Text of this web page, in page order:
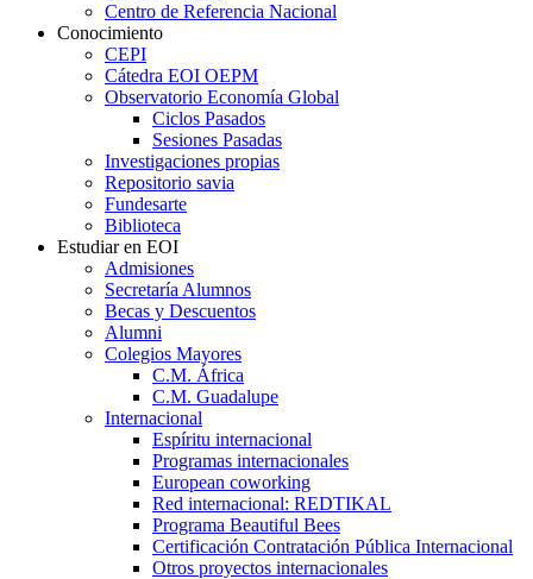
Centro de Referencia Nacional
Conocimiento
CEPI
Cátedra EOI OEPM
Observatorio Economía Global
Ciclos Pasados
Sesiones Pasadas
Investigaciones propias
Repositorio savia
Fundesarte
Biblioteca
Estudiar en EOI
Admisiones
Secretaría Alumnos
Becas y Descuentos
Alumni
Colegios Mayores
C.M. África
C.M. Guadalupe
Internacional
Espíritu internacional
Programas internacionales
European coworking
Red internacional: REDTIKAL
Programa Beautiful Bees
Certificación Contratación Pública Internacional
Otros proyectos internacionales